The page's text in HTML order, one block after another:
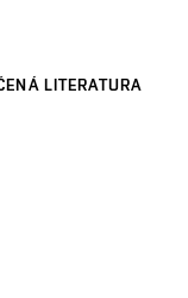
LITERATURA